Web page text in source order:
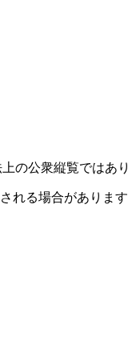
の公衆縦覧ではあり
れる場合があります